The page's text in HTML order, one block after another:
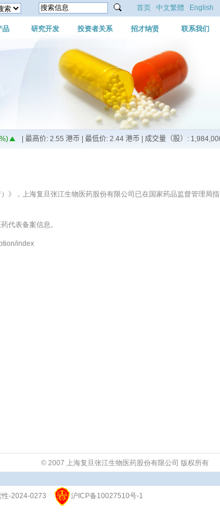
首页 中文繁體 English
品 研究开发 投资者关系 招才纳贤 联系我们
》，上海复旦张江生物医药股份有限公司已在国家药品监督管理局指
代表备案信息。
index
© 2007 上海复旦张江生物医药股份有限公司 版权所有
-2024-0273 沪ICP备10027510号-1